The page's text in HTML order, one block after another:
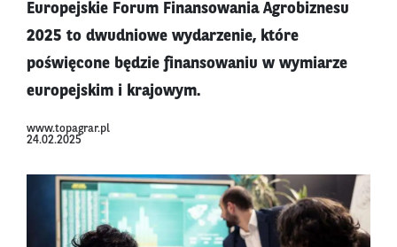
Europejskie Forum Finansowania Agrobiznesu
2025 to dwudniowe wydarzenie, które
poświęcone będzie finansowaniu w wymiarze
europejskim i krajowym.
www.topagrar.pl
24.02.2025